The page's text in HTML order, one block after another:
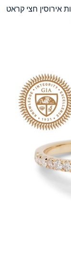
אירוסין חצי קראט